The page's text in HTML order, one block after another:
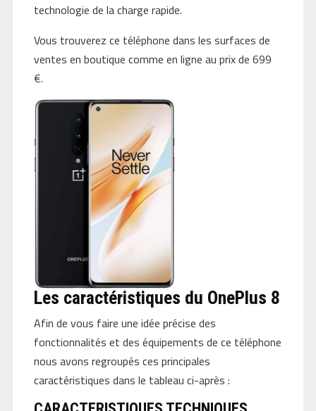
technologie de la charge rapide.
Vous trouverez ce téléphone dans les surfaces de
ventes en boutique comme en ligne au prix de 699
€.
Les caractéristiques du OnePlus 8
Afin de vous faire une idée précise des
fonctionnalités et des équipements de ce téléphone
nous avons regroupés ces principales
caractéristiques dans le tableau ci-après :